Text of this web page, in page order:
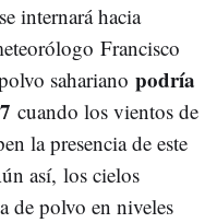
internará hacia
Francisco
sahariano podría
cuando los vientos de
la presencia de este
así, los cielos
de polvo en niveles